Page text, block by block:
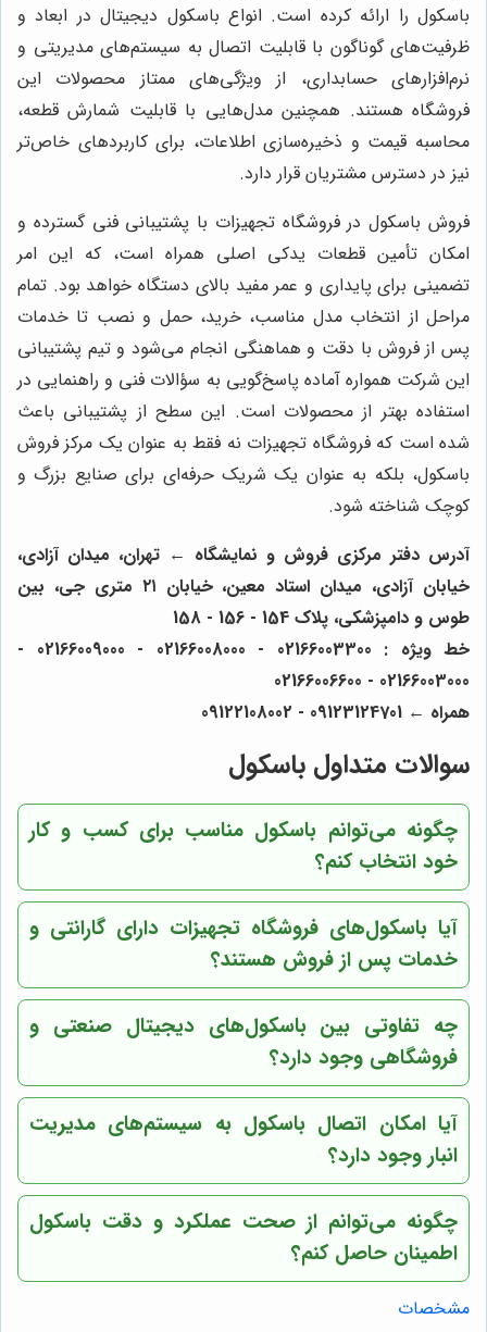
باسکول را ارائه کرده است. انواع باسکول دیجیتال در ابعاد و
ظرفیت‌های گوناگون با قابلیت اتصال به سیستم‌های مدیریتی و
نرم‌افزارهای حسابداری، از ویژگی‌های ممتاز محصولات این
فروشگاه هستند. همچنین مدل‌هایی با قابلیت شمارش قطعه،
محاسبه قیمت و ذخیره‌سازی اطلاعات، برای کاربردهای خاص‌تر
نیز در دسترس مشتریان قرار دارد.
فروش باسکول در فروشگاه تجهیزات با پشتیبانی فنی گسترده و
امکان تأمین قطعات یدکی اصلی همراه است، که این امر
تضمینی برای پایداری و عمر مفید بالای دستگاه خواهد بود. تمام
مراحل از انتخاب مدل مناسب، خرید، حمل و نصب تا خدمات
پس از فروش با دقت و هماهنگی انجام می‌شود و تیم پشتیبانی
این شرکت همواره آماده پاسخ‌گویی به سؤالات فنی و راهنمایی در
استفاده بهتر از محصولات است. این سطح از پشتیبانی باعث
شده است که فروشگاه تجهیزات نه فقط به عنوان یک مرکز فروش
باسکول، بلکه به عنوان یک شریک حرفه‌ای برای صنایع بزرگ و
کوچک شناخته شود.
آدرس دفتر مرکزی فروش و نمایشگاه ← تهران، میدان آزادی،
خیابان آزادی، میدان استاد معین، خیابان ۲۱ متری جی، بین
طوس و دامپزشکی، پلاک 154 - 156 - 158
خط ویژه : 02166003300 - 02166008000 - 02166009000 -
02166003000 - 02166006600
همراه ← 09123124701 - 09122108002
سوالات متداول باسکول
چگونه می‌توانم باسکول مناسب برای کسب و کار
خود انتخاب کنم؟
آیا باسکول‌های فروشگاه تجهیزات دارای گارانتی و
خدمات پس از فروش هستند؟
چه تفاوتی بین باسکول‌های دیجیتال صنعتی و
فروشگاهی وجود دارد؟
آیا امکان اتصال باسکول به سیستم‌های مدیریت
انبار وجود دارد؟
چگونه می‌توانم از صحت عملکرد و دقت باسکول
اطمینان حاصل کنم؟
مشخصات